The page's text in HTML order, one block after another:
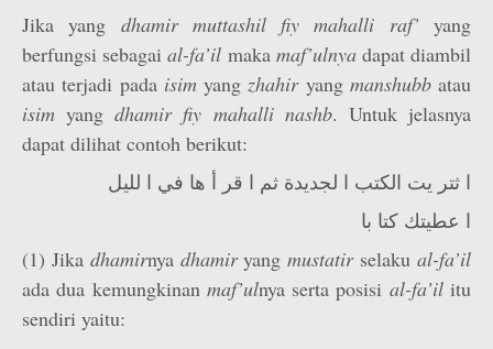
Jika yang dhamir muttashil fiy mahalli raf’ yang
berfungsi sebagaial-fa’il maka maf’­ulnyadapat diambil
atau terjadi pada isimyangzhahiryang manshubbatau
isim yangdhamir fiy mahalli nashb. Untuk jelasnya
dapat dilihat contoh berikut:
ا ثتر يت الكتب ا لجديدة ثم ا قر أ ها في ا لليل
ا عطيتك كتا با
(1) Jika dhamirnya dhamiryangmustatirselakual-fa’il
ada dua kemungkinan maf’­ulnya serta posisi al-fa’ilitu
sendiri yaitu: